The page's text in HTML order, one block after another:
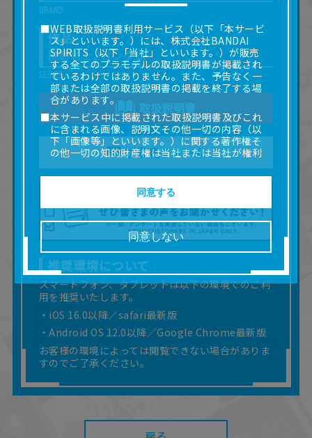
作品
機動戦士Zガンダム
取扱説明書
ご意見フォーム
推奨環境について
スマートフォン、タブレットは以下の環境でのご利
用を推奨いたします。
・iOS 16.0以降／safari最新版
・Android OS 12.0以降／Google Chrome最新版
お客様の環境によっては閲覧できない場合がありま
すのでご了承ください。
■WEB取扱説明書利用サービス（以下「本サービ
ス」といいます。）には、株式会社BANDAI
SPIRITS（以下「当社」といいます。）が販売
する全てのプラモデルの取扱説明書が掲載され
ているわけではありません。また、予告なく一
部または全部の取扱説明書の掲載を終了する場
合があります。
■本サービス中に掲載された取扱説明書及びこれ
に含まれる画像、説明文その他一切の内容（以
下「画像等」といいます。）に関する著作権そ
の他一切の知的財産権は当社または当社が権利
■取扱説明書及び画像等の一部または全部を私的
使用（本サービス内の意見投稿の目的での画像
等の利用を含みます。）を超えて使用（複製、
複写、改変、掲示、頒布、配信、販売、出版等
を含むがこれに限りません。）することは禁止
いたします。
■掲載している取扱説明書は、お客様が購入され
た商品に同梱されたものと異なる場合がありま
す。
■対象商品仕様の変更などにより、取扱説明書の
内容は予告なく変更される場合があります。
■当社は、取扱説明書の正確性確保に努めており
ますが、取扱説明書の完全性を保証するもので
はありません。
■お客様のご利用環境によっては、本サービスを
ご利用いただけない場合があります。
■本サービスを利用したこと、または利用できな
たとしても、当社は何らの責任を負いません。
また、本サイトを利用したことによって、利用
同意しない
同意する